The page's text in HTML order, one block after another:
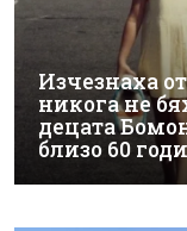
Изчезнаха
никога не
децата
близо 60